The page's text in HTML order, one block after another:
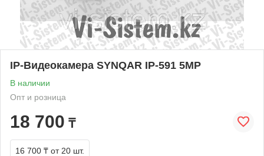
IP-Видеокамера SYNQAR IP-591 5MP
В наличии
Опт и розница
18 700 ₸
16 700 ₸ от 20 шт.